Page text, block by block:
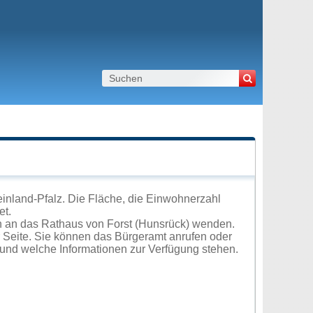
Pfalz. Die Fläche, die Einwohnerzahl
das Rathaus von Forst (Hunsrück) wenden.
Sie können das Bürgeramt anrufen oder
welche Informationen zur Verfügung stehen.